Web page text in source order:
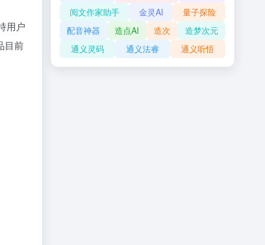
用户
目前
阅文作家助手
金灵AI
量子探险
配音神器
造点AI 造次
造梦次元
通义灵码
通义法睿 通义听悟